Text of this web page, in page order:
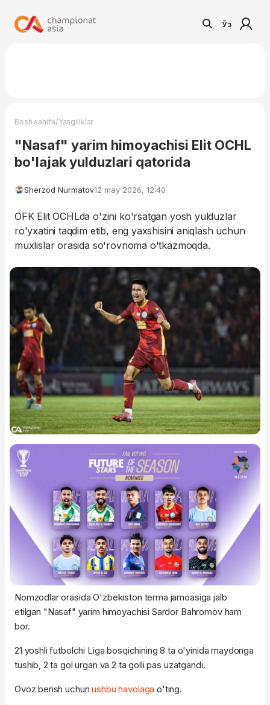
Ўз
Bosh sahifa/Yangiliklar
"Nasaf" yarim himoyachisi Elit OCHL
bo'lajak yulduzlari qatorida
Sherzod Nurmatov12 may 2026, 12:40
OFK Elit OCHLda o'zini ko'rsatgan yosh yulduzlar
ro'yxatini taqdim etib, eng yaxshisini aniqlash uchun
muxlislar orasida so'rovnoma o'tkazmoqda.
Nomzodlar orasida O'zbekiston terma jamoasiga jalb
etilgan "Nasaf" yarim himoyachisi Sardor Bahromov ham
bor.
21 yoshli futbolchi Liga bosqichining 8 ta o'yinida maydonga
tushib, 2 ta gol urgan va 2 ta golli pas uzatgandi.
Ovoz berish uchunushbu havolaga o'ting.